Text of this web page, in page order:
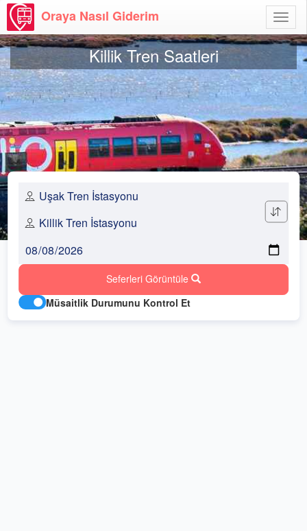
Aç
Oraya Nasıl Giderim
Killik Tren Saatleri
Seferleri Görüntüle
Müsaitlik Durumunu Kontrol Et